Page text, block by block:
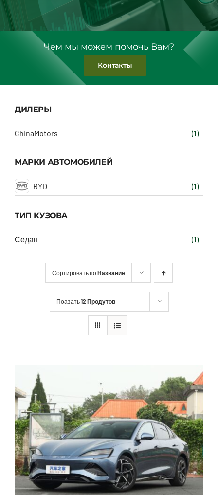
Чем мы можем помочь Вам?
Контакты
ДИЛЕРЫ
ChinaMotors (1)
МАРКИ АВТОМОБИЛЕЙ
BYD (1)
ТИП КУЗОВА
Седан (1)
Сортировать поНазвание
Поазать12 Продутов